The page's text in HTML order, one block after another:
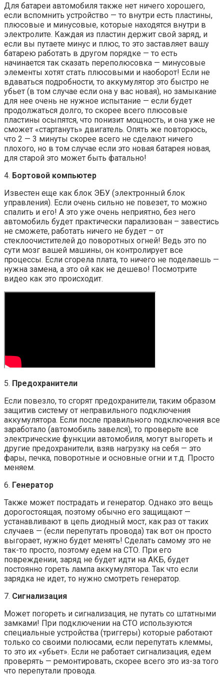
Для батареи автомобиля также нет ничего хорошего,
если вспомнить устройство — то внутри есть пластины,
плюсовые и минусовые, которые находятся внутри в
электролите. Каждая из пластин держит свой заряд, и
если вы путаете минус и плюс, то это заставляет вашу
батарею работать в другом порядке — то есть
начинается так сказать переполюсовка — минусовые
элементы хотят стать плюсовыми и наоборот! Если не
вдаваться подробности, то аккумулятор это быстро не
убьет (в том случае если она у вас новая), но замыкание
для нее очень не нужное испытание — если будет
продолжаться долго, то скорее всего плюсовые
пластины осыпятся, что понизит мощность, и она уже не
сможет «стартануть» двигатель. Опять же повторюсь,
что 2 — 3 минуты скорее всего не сделают ничего
плохого, но в том случае если это новая батарея новая,
для старой это может быть фатально!
4. Бортовой компьютер
Известен еще как блок ЭБУ (электронный блок
управления). Если очень сильно не повезет, то можно
спалить и его! А это уже очень неприятно, без него
автомобиль будет практически парализован – завестись
не сможете, работать ничего не будет – от
стеклоочистителей до поворотных огней! Ведь это по
сути мозг вашей машины, он контролирует все
процессы. Если сгорела плата, то ничего не поделаешь —
нужна замена, а это ой как не дешево! Посмотрите
видео как это происходит.
5. Предохранители
Если повезло, то сгорят предохранители, таким образом
защитив систему от неправильного подключения
аккумулятора. Если после правильного подключения все
заработало (автомобиль завелся), то проверьте все
электрические функции автомобиля, могут выгореть и
другие предохранители, взяв нагрузку на себя — это
фары, печка, поворотные и основные огни и т.д. Просто
меняем.
6. Генератор
Также может пострадать и генератор. Однако это вещь
дорогостоящая, поэтому обычно его защищают —
устанавливают в цепь диодный мост, как раз от таких
случаев — (если перепутать провода) так вот он просто
выгорает, нужно будет менять! Сделать самому это не
так-то просто, поэтому едем на СТО. При его
повреждении, заряд не будет идти на АКБ, будет
постоянно гореть лампа аккумулятора. Так что если
зарядка не идет, то нужно смотреть генератор.
7. Сигнализация
Может погореть и сигнализация, не путать со штатными
замками! При подключении на СТО используются
специальные устройства (триггеры) которые работают
только со своими полюсами, если перепутать клеммы,
то это их «убьет». Если не работает сигнализация, едем
проверять — ремонтировать, скорее всего это из-за того
что перепутали провода.